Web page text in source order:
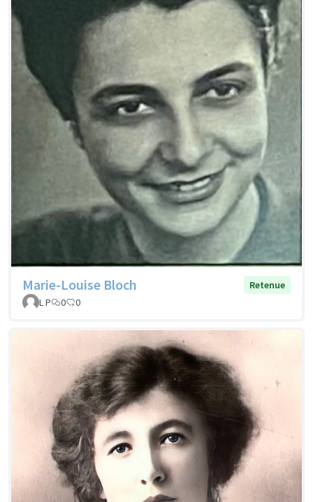
Marie-Louise Bloch
Retenue
L P
0 0